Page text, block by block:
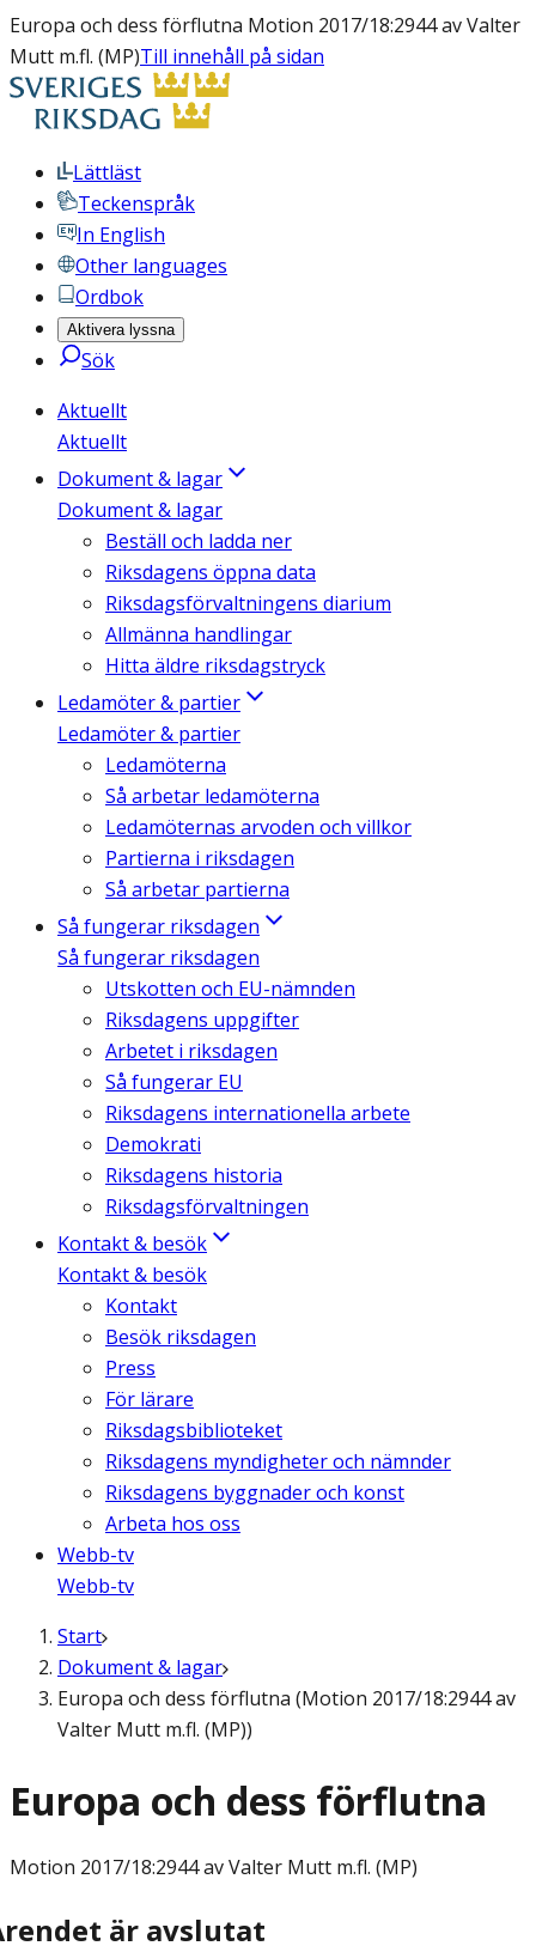
Europa och dess förflutna Motion 2017/18:2944 av Valter
Mutt m.fl. (MP)Till innehåll på sidan
Lättläst
Teckenspråk
In English
Other languages
Ordbok
Aktivera lyssna
Sök
Aktuellt
Aktuellt
Dokument & lagar
Dokument & lagar
Beställ och ladda ner
Riksdagens öppna data
Riksdagsförvaltningens diarium
Allmänna handlingar
Hitta äldre riksdagstryck
Ledamöter & partier
Ledamöter & partier
Ledamöterna
Så arbetar ledamöterna
Ledamöternas arvoden och villkor
Partierna i riksdagen
Så arbetar partierna
Så fungerar riksdagen
Så fungerar riksdagen
Utskotten och EU-nämnden
Riksdagens uppgifter
Arbetet i riksdagen
Så fungerar EU
Riksdagens internationella arbete
Demokrati
Riksdagens historia
Riksdagsförvaltningen
Kontakt & besök
Kontakt & besök
Kontakt
Besök riksdagen
Press
För lärare
Riksdagsbiblioteket
Riksdagens myndigheter och nämnder
Riksdagens byggnader och konst
Arbeta hos oss
Webb-tv
Webb-tv
Start
Dokument & lagar
Europa och dess förflutna (Motion 2017/18:2944 av
Valter Mutt m.fl. (MP))
Europa och dess förflutna
Motion 2017/18:2944 av Valter Mutt m.fl. (MP)
är avslutat